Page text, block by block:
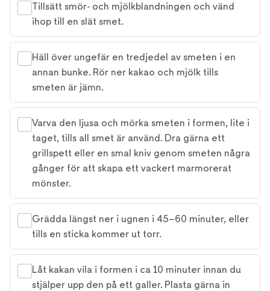
Tillsätt smör- och mjölkblandningen och vänd
ihop till en slät smet.
Häll över ungefär en tredjedel av smeten i en
annan bunke. Rör ner kakao och mjölk tills
smeten är jämn.
Varva den ljusa och mörka smeten i formen, lite i
taget, tills all smet är använd. Dra gärna ett
grillspett eller en smal kniv genom smeten några
gånger för att skapa ett vackert marmorerat
mönster.
Grädda längst ner i ugnen i 45–60 minuter, eller
tills en sticka kommer ut torr.
Låt kakan vila i formen i ca 10 minuter innan du
stjälper upp den på ett galler. Plasta gärna in